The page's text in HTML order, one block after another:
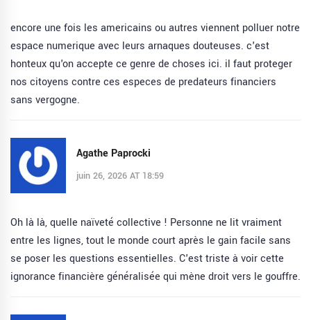
encore une fois les americains ou autres viennent polluer notre
espace numerique avec leurs arnaques douteuses. c'est
honteux qu'on accepte ce genre de choses ici. il faut proteger
nos citoyens contre ces especes de predateurs financiers
sans vergogne.
Agathe Paprocki
juin 26, 2026 AT 18:59
Oh là là, quelle naïveté collective ! Personne ne lit vraiment
entre les lignes, tout le monde court après le gain facile sans
se poser les questions essentielles. C'est triste à voir cette
ignorance financière généralisée qui mène droit vers le gouffre.